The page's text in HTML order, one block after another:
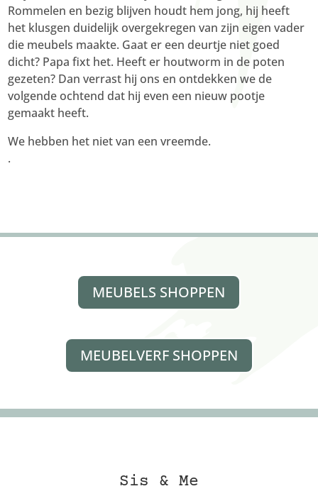
Rommelen en bezig blijven houdt hem jong, hij heeft
het klusgen duidelijk overgekregen van zijn eigen vader
die meubels maakte. Gaat er een deurtje niet goed
dicht? Papa fixt het. Heeft er houtworm in de poten
gezeten? Dan verrast hij ons en ontdekken we de
volgende ochtend dat hij even een nieuw pootje
gemaakt heeft.
We hebben het niet van een vreemde.
.
MEUBELS SHOPPEN
MEUBELVERF SHOPPEN
Sis & Me